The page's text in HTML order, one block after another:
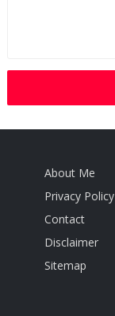
About Me
Privacy Policy
Contact
Disclaimer
Sitemap